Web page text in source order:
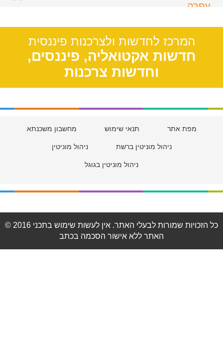
עפרה
המרכז לחדשות ולצרכנות פיננסית
חדשות אקטואליה, פיננסים,
וחדשות צרכנות
מפת אתר תנאי שימוש מחשבון משכנתא
ניהול מוניטין ברשת ניהול מוניטין
ניהול מוניטין בגוגל
© 2016 כל הזכויות שמורות לבעלי האתר. אין לעשות שימוש בתכני
האתר ללא אישור הסכמה בכתב